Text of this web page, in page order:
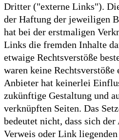
Dritter ("externe Links").
der Haftung der jeweiligen
hat bei der erstmaligen
Links die fremden Inhalte
etwaige Rechtsverstöße
waren keine
Anbieter hat keinerlei
zukünftige Gestaltung und
verknüpften Seiten. Das
bedeutet nicht, dass sich
Verweis oder Link